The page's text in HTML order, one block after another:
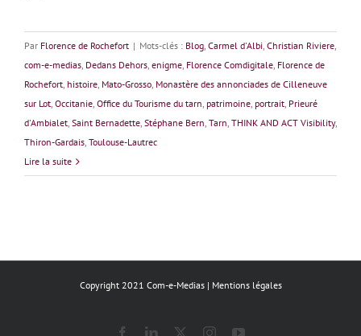
Par Florence de Rochefort | Mots-clés : Blog, Carmel d'Albi, Christian Riviere,
com-e-medias, Dedans Dehors, enigme, Florence Comdigitale, Florence de
Rochefort, histoire, Mato-Grosso, Monastère des annonciades de Cilleneuve
sur Lot, Occitanie, Office du Tourisme du tarn, patrimoine, portrait, Prieuré
d'Ambialet, Saint Bernadette, Stéphane Bern, Tarn, THINK AND ACT Visibility,
Thiron-Gardais, Toulouse-Lautrec
Lire la suite
Copyright 2021 Com-e-Medias | Mentions légales
FacebookLinkedIn InstagramYouTube